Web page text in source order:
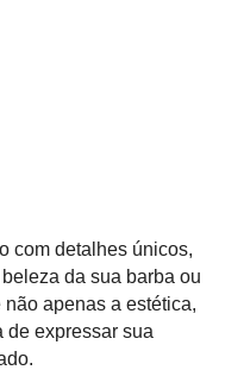
com detalhes únicos,
da sua barba ou
apenas a estética,
de expressar sua